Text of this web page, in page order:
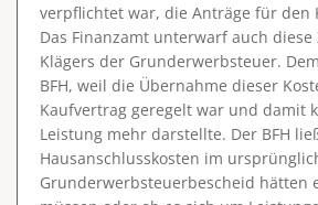
verpflichtet war, die Anträge für den
Das Finanzamt unterwarf auch diese
Klägers der Grunderwerbsteuer.
BFH, weil die Übernahme dieser
Kaufvertrag geregelt war und damit
Leistung mehr darstellte. Der BFH
Hausanschlusskosten im
Grunderwerbsteuerbescheid hätten